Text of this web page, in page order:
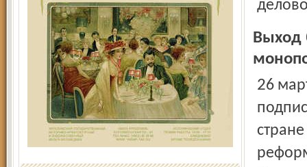
Выход
26 марта четыре года назад президент Владимир Путин